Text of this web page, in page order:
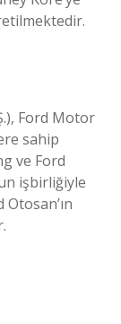
Ford Motor
sahip
ve Ford
işbirliğiyle